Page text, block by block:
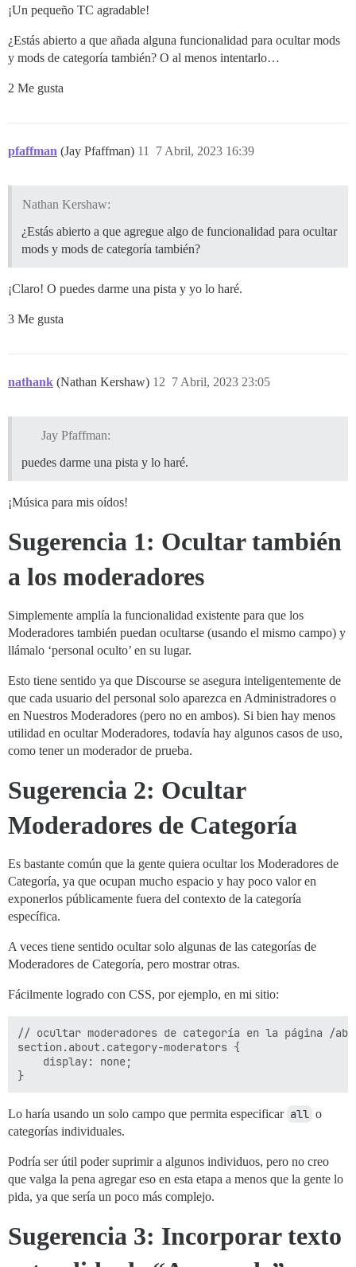
¡Un pequeño TC agradable!
¿Estás abierto a que añada alguna funcionalidad para ocultar mods
y mods de categoría también? O al menos intentarlo…
2 Me gusta
pfaffman (Jay Pfaffman) 7 Abril, 2023 16:39
11
Nathan Kershaw:
¿Estás abierto a que agregue algo de funcionalidad para ocultar
mods y mods de categoría también?
¡Claro! O puedes darme una pista y yo lo haré.
3 Me gusta
nathank (Nathan Kershaw) 7 Abril, 2023 23:05
12
Jay Pfaffman:
puedes darme una pista y lo haré.
¡Música para mis oídos!
Sugerencia 1: Ocultar también
a los moderadores
Simplemente amplía la funcionalidad existente para que los
Moderadores también puedan ocultarse (usando el mismo campo) y
llámalo ‘personal oculto’ en su lugar.
Esto tiene sentido ya que Discourse se asegura inteligentemente de
que cada usuario del personal solo aparezca en Administradores o
en Nuestros Moderadores (pero no en ambos). Si bien hay menos
utilidad en ocultar Moderadores, todavía hay algunos casos de uso,
como tener un moderador de prueba.
Sugerencia 2: Ocultar
Moderadores de Categoría
Es bastante común que la gente quiera ocultar los Moderadores de
Categoría, ya que ocupan mucho espacio y hay poco valor en
exponerlos públicamente fuera del contexto de la categoría
específica.
A veces tiene sentido ocultar solo algunas de las categorías de
Moderadores de Categoría, pero mostrar otras.
Fácilmente logrado con CSS, por ejemplo, en mi sitio:
// ocultar moderadores de categoría en la página /
section.about.category-moderators {
    display: none;
Lo haría usando un solo campo que permita especificar all o
categorías individuales.
Podría ser útil poder suprimir a algunos individuos, pero no creo
que valga la pena agregar eso en esta etapa a menos que la gente lo
pida, ya que sería un poco más complejo.
Sugerencia 3: Incorporar texto